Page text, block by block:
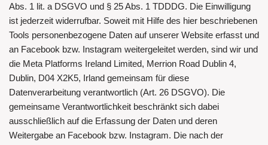
Abs. 1 lit. a DSGVO und § 25 Abs. 1 TDDDG. Die Einwilligung
ist jederzeit widerrufbar. Soweit mit Hilfe des hier beschriebenen
Tools personenbezogene Daten auf unserer Website erfasst und
an Facebook bzw. Instagram weitergeleitet werden, sind wir und
die Meta Platforms Ireland Limited, Merrion Road Dublin 4,
Dublin, D04 X2K5, Irland gemeinsam für diese
Datenverarbeitung verantwortlich (Art. 26 DSGVO). Die
gemeinsame Verantwortlichkeit beschränkt sich dabei
ausschließlich auf die Erfassung der Daten und deren
Weitergabe an Facebook bzw. Instagram. Die nach der